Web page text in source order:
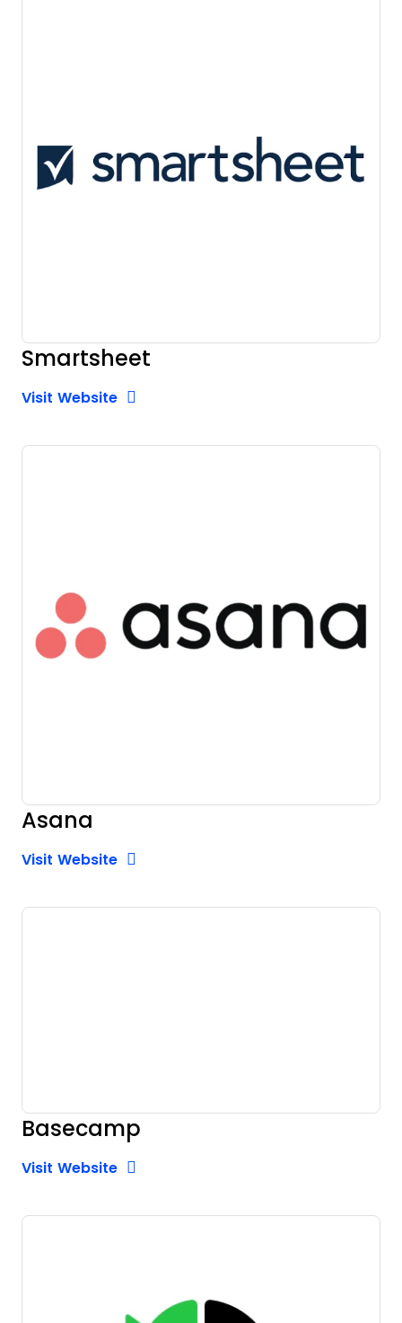
Smartsheet
Visit WebsiteOpens New Window
Asana
Visit WebsiteOpens New Window
Basecamp
Visit WebsiteOpens New Window